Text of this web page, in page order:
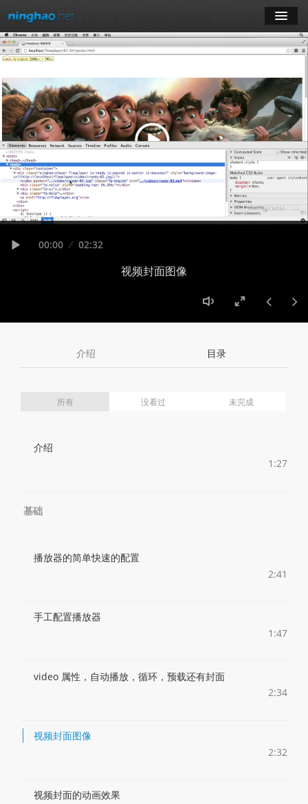
学习
博客
登录
注册
Seek
Current
00:00 Duration
02:32
视频封面图像
Volume
介绍 目录
所有 没看过 未完成
介绍
1:27
基础
播放器的简单快速的配置
2:41
手工配置播放器
1:47
video 属性，自动播放，循环，预载还有封面
2:34
视频封面图像
2:32
视频封面的动画效果